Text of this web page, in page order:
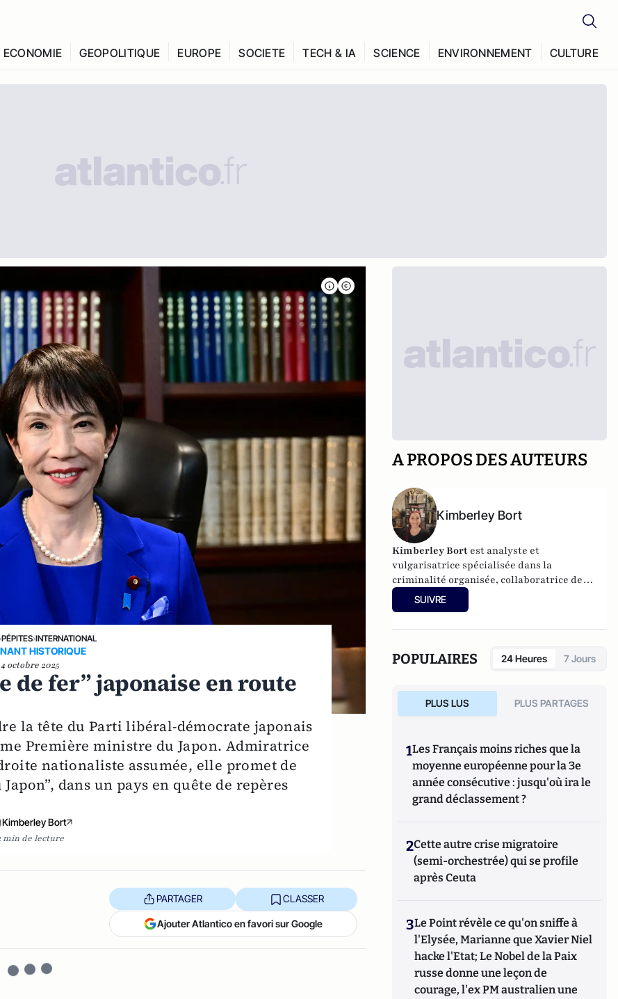
ECONOMIE GEOPOLITIQUE EUROPE SOCIETE TECH & IA SCIENCE ENVIRONNEMENT CULTURE
›PÉPITES›INTERNATIONAL
HISTORIQUE
4 octobre 2025
de fer” japonaise en route
la tête du Parti libéral-démocrate japonais
Première ministre du Japon. Admiratrice
nationaliste assumée, elle promet de
dans un pays en quête de repères
Kimberley Bort
min de lecture
PARTAGER CLASSER
Ajouter Atlantico en favori sur Google
A PROPOS DES AUTEURS
Kimberley Bort
Kimberley Bort est analyste et
vulgarisatrice spécialisée dans la
criminalité organisée, collaboratrice de
CrimOrg.com et à la tête de
Stories, un projet de contenus sur les
SUIVRE
POPULAIRES 24 Heures 7 Jours
PLUS LUS PLUS PARTAGES
1Les Français moins riches que la
moyenne européenne pour la 3e
année consécutive : jusqu'où ira le
grand déclassement ?
2Cette autre crise migratoire
(semi-orchestrée) qui se profile
après Ceuta
3Le Point révèle ce qu'on sniffe à
l'Elysée, Marianne que Xavier Niel
hacke l'Etat; Le Nobel de la Paix
russe donne une leçon de
courage, l'ex PM australien une